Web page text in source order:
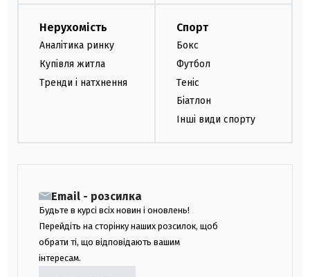
Нерухомість
Аналітика ринку
Купівля житла
Тренди і натхнення
Спорт
Бокс
Футбол
Теніс
Біатлон
Інші види спорту
Email - розсилка
Будьте в курсі всіх новин і оновлень!
Перейдіть на сторінку наших розсилок, щоб
обрати ті, що відповідають вашим
інтересам.